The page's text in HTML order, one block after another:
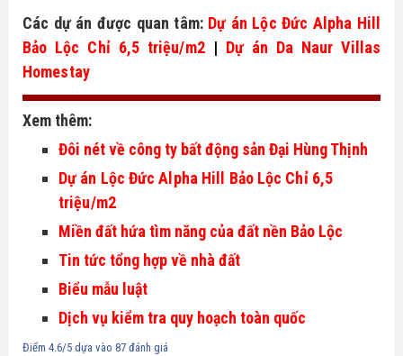
Các dự án được quan tâm: Dự án Lộc Đức Alpha Hill
Bảo Lộc Chỉ 6,5 triệu/m2 | Dự án Da Naur Villas
Homestay
Xem thêm:
Đôi nét về công ty bất động sản Đại Hùng Thịnh
Dự án Lộc Đức Alpha Hill Bảo Lộc Chỉ 6,5
triệu/m2
Miền đất hứa tìm năng của đất nền Bảo Lộc
Tin tức tổng hợp về nhà đất
Biểu mẫu luật
Dịch vụ kiểm tra quy hoạch toàn quốc
Điểm 4.6/5 dựa vào 87 đánh giá